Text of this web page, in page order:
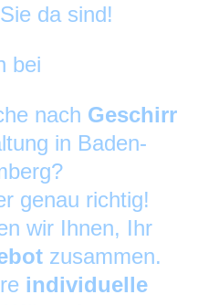
da sind!
bei
nach Geschirr
in Baden-
genau richtig!
wir Ihnen, Ihr
zusammen.
individuelle